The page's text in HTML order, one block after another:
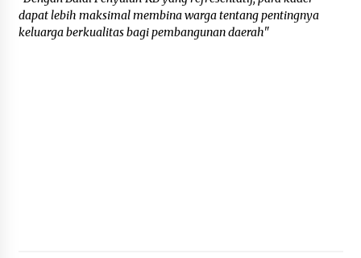
dapat lebih maksimal membina warga tentang pentingnya
keluarga berkualitas bagi pembangunan daerah"